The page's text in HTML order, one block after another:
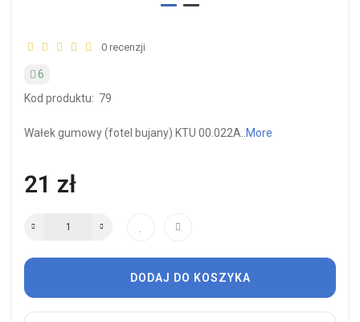
0 recenzji
6
Kod produktu: 79
Wałek gumowy (fotel bujany) KTU 00.022A.. More
21 zł
DODAJ DO KOSZYKA